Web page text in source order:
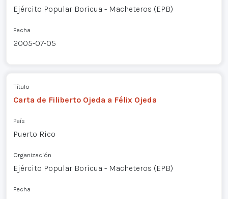
Ejército Popular Boricua - Macheteros (EPB)
Fecha
2005-07-05
Título
Carta de Filiberto Ojeda a Félix Ojeda
País
Puerto Rico
Organización
Ejército Popular Boricua - Macheteros (EPB)
Fecha